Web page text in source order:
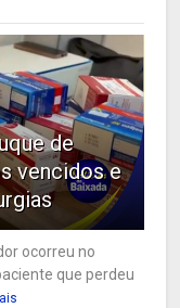
de
vencidos e
ocorreu no
que perdeu